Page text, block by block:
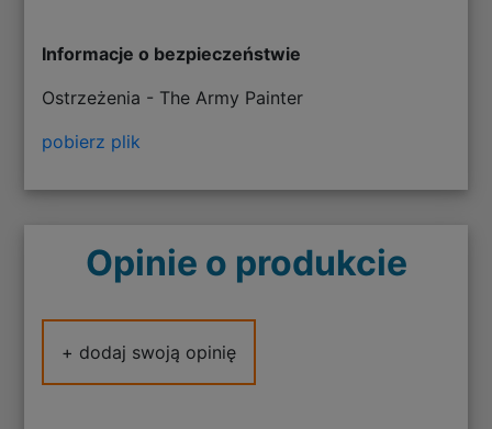
Informacje o bezpieczeństwie
Ostrzeżenia - The Army Painter
pobierz plik
Opinie o produkcie
+ dodaj swoją opinię